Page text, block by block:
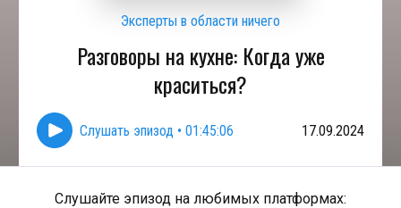
Эксперты в области ничего
Разговоры на кухне: Когда уже
краситься?
Слушать эпизод • 01:45:06 17.09.2024
Слушайте эпизод на любимых платформах: